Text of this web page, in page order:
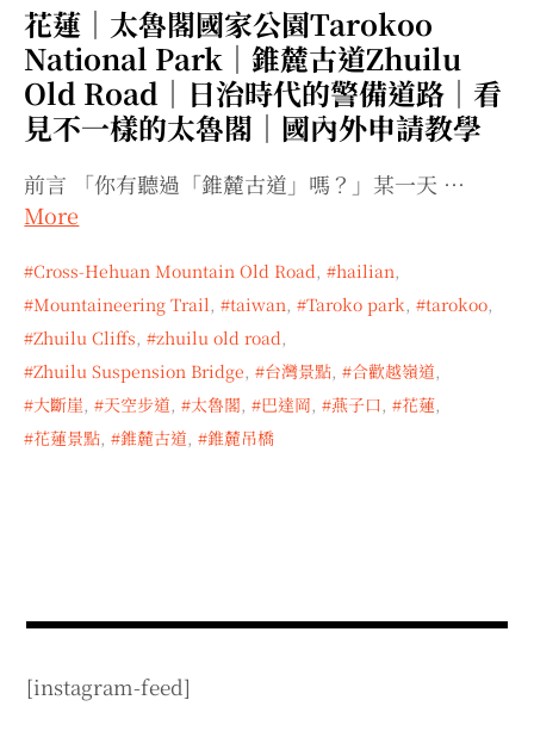
child
menu
child
child
menu
child
child
child
menu
child
menu
花蓮｜太魯閣國家公園Tarokoo
National Park｜錐麓古道Zhuilu
Old Road｜日治時代的警備道路｜看
見不一樣的太魯閣｜國內外申請教學
前言 「你有聽過「錐麓古道」嗎？」某一天 …
More
Cross-Hehuan Mountain Old Road, hailian,
Mountaineering Trail , taiwan, Taroko park, tarokoo,
Zhuilu Cliffs, zhuilu old road,
Zhuilu Suspension Bridge, 台灣景點, 合歡越嶺道,
大斷崖, 天空步道, 太魯閣, 巴達岡, 燕子口, 花蓮,
花蓮景點, 錐麓古道, 錐麓吊橋
[instagram-feed]